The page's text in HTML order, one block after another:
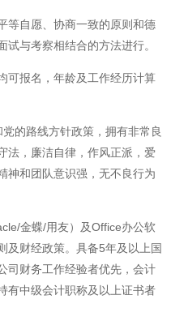
自愿、协商一致的原则和德
与考察相结合的方法进行。
报名，年龄及工作经历计算
的路线方针政策，拥有非常良
法，廉洁自律，作风正派，爱
神和团队意识强，无不良行为
金蝶/用友）及Office办公软
及财经政策。具备5年及以上国
司财务工作经验者优先，会计
有中级会计职称及以上证书者